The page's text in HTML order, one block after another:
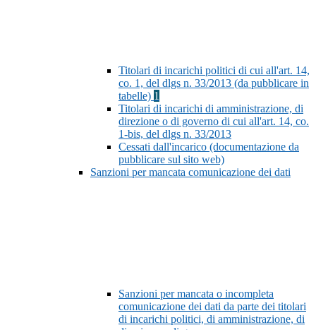
Titolari di incarichi politici di cui all'art. 14,
co. 1, del dlgs n. 33/2013 (da pubblicare in
tabelle) 1
Titolari di incarichi di amministrazione, di
direzione o di governo di cui all'art. 14, co.
1-bis, del dlgs n. 33/2013
Cessati dall'incarico (documentazione da
pubblicare sul sito web)
Sanzioni per mancata comunicazione dei dati
Sanzioni per mancata o incompleta
comunicazione dei dati da parte dei titolari
di incarichi politici, di amministrazione, di